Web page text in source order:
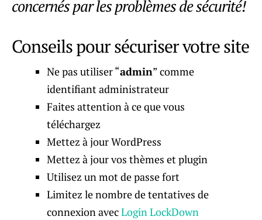
concernés par les problèmes de sécurité!
Conseils pour sécuriser votre site
Ne pas utiliser “admin” comme
identifiant administrateur
Faites attention à ce que vous
téléchargez
Mettez à jour WordPress
Mettez à jour vos thèmes et plugin
Utilisez un mot de passe fort
Limitez le nombre de tentatives de
connexion avecLogin LockDown